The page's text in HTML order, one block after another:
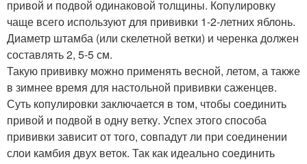
привой и подвой одинаковой толщины. Копулировку
чаще всего используют для прививки 1-2-летних яблонь.
Диаметр штамба (или скелетной ветки) и черенка должен
составлять 2, 5-5 см.
Такую прививку можно применять весной, летом, а также
в зимнее время для настольной прививки саженцев.
Суть копулировки заключается в том, чтобы соединить
привой и подвой в одну ветку. Успех этого способа
прививки зависит от того, совпадут ли при соединении
слои камбия двух веток. Так как идеально соединить